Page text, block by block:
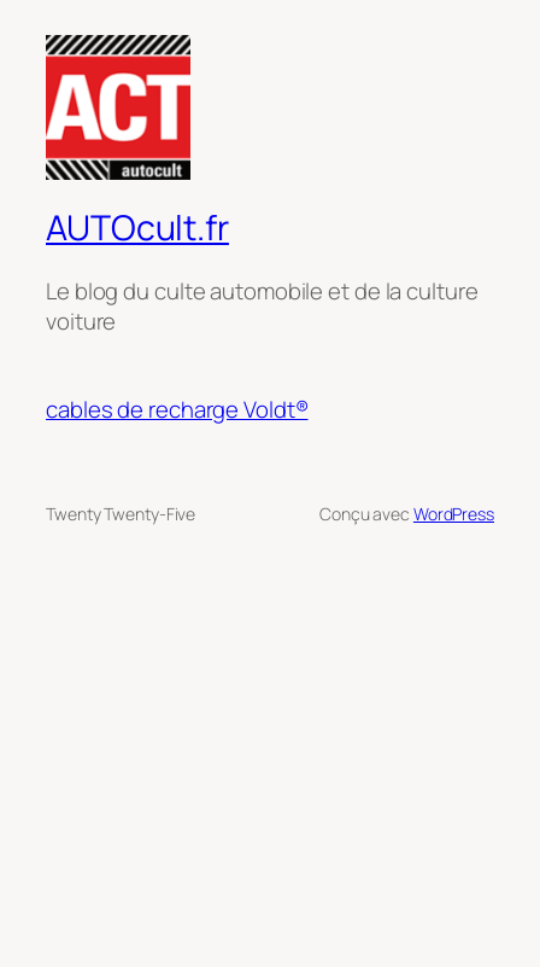
AUTOcult.fr
Le blog du culte automobile et de la culture
voiture
cables de recharge Voldt®
Twenty Twenty-Five Conçu avec WordPress